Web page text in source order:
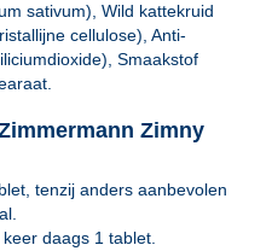
sativum), Wild kattekruid
cellulose), Anti-
Smaakstof
Zimny
tenzij anders aanbevolen
daags 1 tablet.